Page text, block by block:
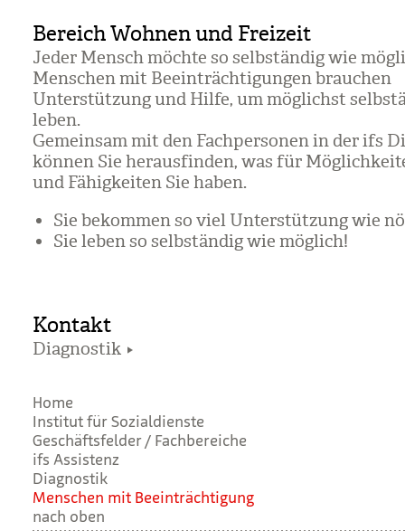
Bereich Wohnen und Freizeit
Jeder Mensch möchte so selb­stän­dig wie
Men­schen mit Beein­träch­ti­gun­gen brau­chen
Unter­stüt­zung und Hilfe, um mög­lichst
leben.
Gemein­sam mit den Fach­per­so­nen in der ifs
kön­nen Sie her­aus­fin­den, was für
und Fähig­kei­ten Sie haben.
Sie bekom­men so viel Unter­stüt­zung wie
Sie leben so selb­stän­dig wie mög­lich!
Kontakt
Diagnostik
Home
Institut für Sozialdienste
Geschäftsfelder / Fachbereiche
ifs Assistenz
Diagnostik
Men­schen mit Beein­träch­ti­gung
nach oben